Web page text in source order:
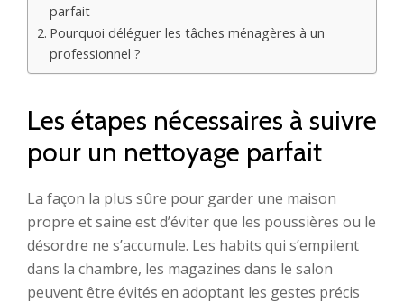
parfait
Pourquoi déléguer les tâches ménagères à un
professionnel ?
Les étapes nécessaires à suivre
pour un nettoyage parfait
La façon la plus sûre pour garder une maison
propre et saine est d’éviter que les poussières ou le
désordre ne s’accumule. Les habits qui s’empilent
dans la chambre, les magazines dans le salon
peuvent être évités en adoptant les gestes précis